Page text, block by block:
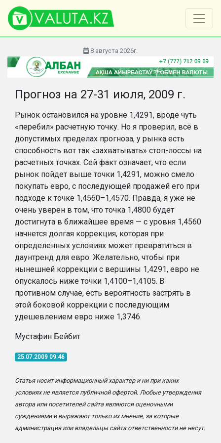
8 августа 2026г.
Прогноз на 27-31 июля, 2009 г.
Рынок остановился на уровне 1,4291, вроде чуть
«перебил» расчетную точку. Но я проверил, всё в
допустимых пределах прогноза, у рынка есть
способность вот так «захватывать» стоп-лоссы на
расчетных точках. Сей факт означает, что если
рынок пойдет выше точки 1,4291, можно смело
покупать евро, с последующей продажей его при
подходе к точке 1,4560–1,4570. Правда, я уже не
очень уверен в том, что точка 1,4800 будет
достигнута в ближайшее время — с уровня 1,4560
начнется долгая коррекция, которая при
определенных условиях может превратиться в
даунтренд для евро. Желательно, чтобы при
нынешней коррекции с вершины 1,4291, евро не
опускалось ниже точки 1,4100–1,4105. В
противном случае, есть вероятность застрять в
этой боковой коррекции с последующим
удешевлением евро ниже 1,3746.
Мустафин Бейбит
25.07.2009 09:46
Статья носит информационный характер и ни при каких
условиях не является публичной офертой. Любые утверждения
автора или посетителей сайта являются оценочными
суждениями и выражают только их мнение, за которые
администрация или владельцы сайта ответственности не несут.